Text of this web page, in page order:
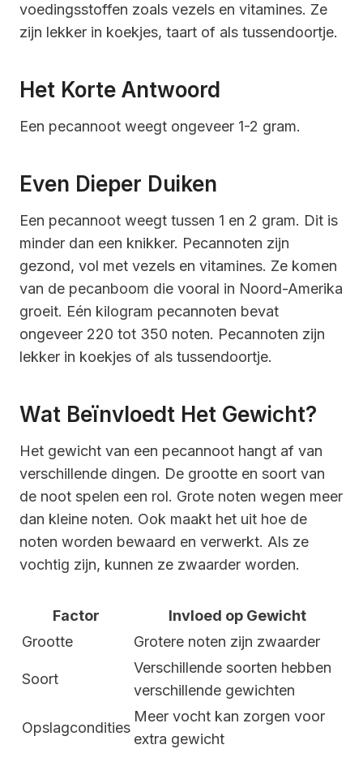
voedingsstoffen zoals vezels en vitamines. Ze
zijn lekker in koekjes, taart of als tussendoortje.
Het Korte Antwoord
Een pecannoot weegt ongeveer 1-2 gram.
Even Dieper Duiken
Een pecannoot weegt tussen 1 en 2 gram. Dit is
minder dan een knikker. Pecannoten zijn
gezond, vol met vezels en vitamines. Ze komen
van de pecanboom die vooral in Noord-Amerika
groeit. Eén kilogram pecannoten bevat
ongeveer 220 tot 350 noten. Pecannoten zijn
lekker in koekjes of als tussendoortje.
Wat Beïnvloedt Het Gewicht?
Het gewicht van een pecannoot hangt af van
verschillende dingen. De grootte en soort van
de noot spelen een rol. Grote noten wegen meer
dan kleine noten. Ook maakt het uit hoe de
noten worden bewaard en verwerkt. Als ze
vochtig zijn, kunnen ze zwaarder worden.
Factor
Invloed op Gewicht
Grootte
Grotere noten zijn zwaarder
Soort
Verschillende soorten hebben
verschillende gewichten
Opslagcondities
Meer vocht kan zorgen voor
extra gewicht